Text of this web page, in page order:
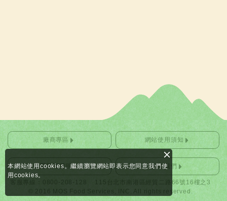
廠商專區 網站使用須知
隱私權聲明 聯絡我們
115台北市南港區經貿二路66號16樓之3
© 2016 MOS Food Services, INC. All rights reserved.
本網站使用cookies。繼續瀏覽網站即表示您同意我們使
用cookies。